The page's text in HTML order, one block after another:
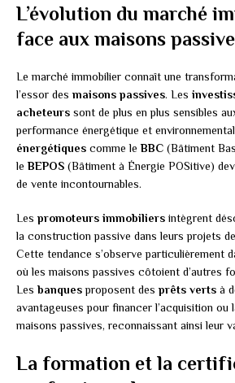
L’évolution du marché
face aux maisons
Le marché immobilier connaît une
l’essor des maisons passives. Les
acheteurs sont de plus en plus sensibles
performance énergétique et
énergétiques comme leBBC (Bâtiment
leBEPOS (Bâtiment à Énergie POSitive)
de vente incontournables.
Les promoteurs immobiliers intègrent
la construction passive dans leurs projets
Cette tendance s’observe particulièrement
où les maisons passives côtoient d’autres
Lesbanquesproposent des prêts verts à
avantageuses pour financer l’acquisition
maisons passives, reconnaissant ainsi leur
La formation et la